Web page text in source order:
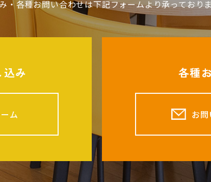
・各種お問い合わせは下記フォームより承っており
み
ム
各種
お